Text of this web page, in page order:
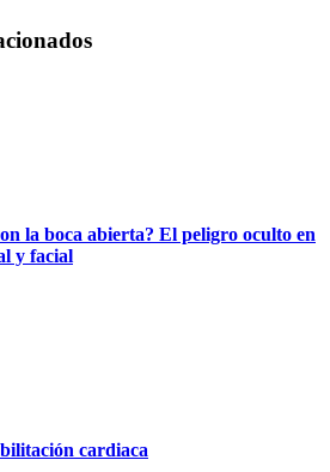
la boca abierta? El peligro oculto en
y facial
cardiaca